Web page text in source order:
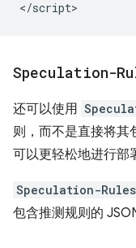
Speculation-
还可以使用
则，而不是直接将其
可以更轻松地进行部
Speculation-Rules
包含推测规则的